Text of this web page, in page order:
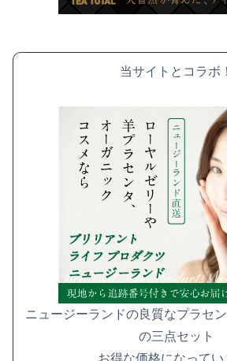
当サイトとコラボ！
ニュージーランドの良質なプラセ
の三点セット